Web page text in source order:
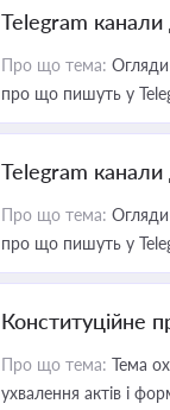
Telegram канали
Про що тема: Огляди
про що пишуть у
Telegram канали
Про що тема: Огляди
про що пишуть у
Конституційне
Про що тема: Тема
ухвалення актів і